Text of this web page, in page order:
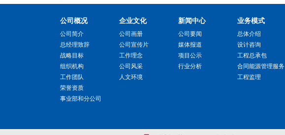
公司概况
公司简介
总经理致辞
战略目标
组织机构
工作团队
荣誉资质
事业部和分公司
企业文化
公司画册
公司宣传片
工作理念
公司风采
人文环境
新闻中心
公司要闻
媒体报道
项目公示
行业分析
业务模式
总体介绍
设计咨询
工程总承包
合同能源管理服务
工程监理